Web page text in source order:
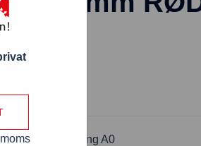
RØD profil i gering A0